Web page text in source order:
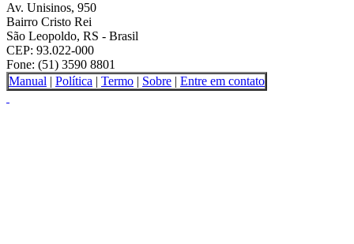
Av. Unisinos, 950
Bairro Cristo Rei
São Leopoldo, RS - Brasil
CEP: 93.022-000
Fone: (51) 3590 8801
Manual | Política | Termo | Sobre | Entre em contato